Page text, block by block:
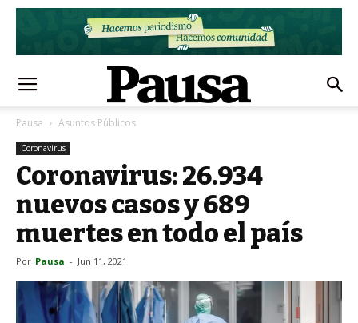
Pausa Asuntos Públicos
Coronavirus
Coronavirus: 26.934
nuevos casos y 689
muertes en todo el país
Por Pausa - Jun 11, 2021